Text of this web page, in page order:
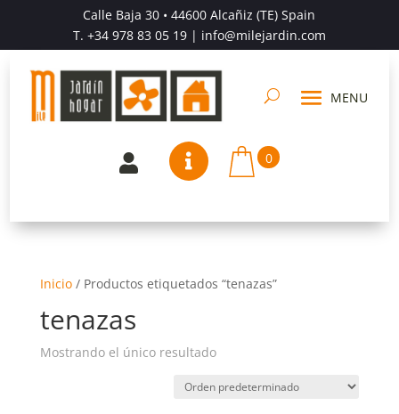
Calle Baja 30 • 44600 Alcañiz (TE) Spain
T. +34 978 83 05 19| info@milejardin.com
  0
Inicio/ Productos etiquetados “tenazas”
tenazas
Mostrando el único resultado